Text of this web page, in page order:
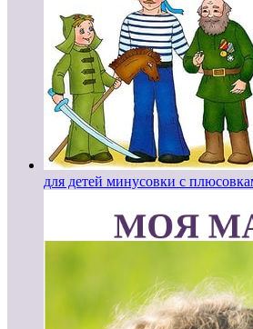
для детей минусовки с